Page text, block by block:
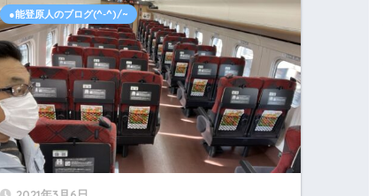
●能登原人のブログ(^-^)/~